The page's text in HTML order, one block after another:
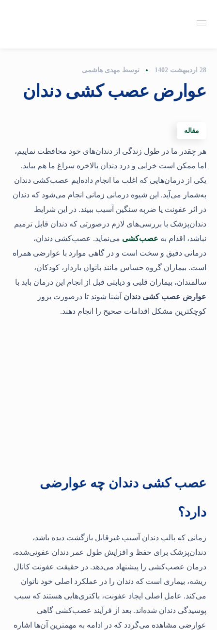
28 اردیبهشت 1402 توسط مهدی هاشمی
عوارض عصب كشی دندان
مقاله
هر چقدر ما در طول زندگی از دندان‌های خود محافظت نماییم،
اما ممکن است خرابی و درد دندان بالاخره سراغ ما هم بیاید.
یکی از درمان‌هایی که اغلب ما انجام داده‌ایم عصب‌کشی دندان
به‌شمار می‌آید. این شیوه درمانی زمانی انجام می‌شود که دندان
در اثر عفونت یا ضربه سنگین آسیب‌ ببیند. در این شرایط
دندان‌پزشک با بررسی‌های لازم درصورتی که دندان قابل ترمیم
نباشد، اقدام به عصب‌کشی می‌نماید. عصب‌کشی دندان،
درمانی دقیق و سخت است و در گاهی موارد با عوارضی همراه
است. بیماران گروه حساس مانند بانوان باردار، کودکان،
سالمندان، بیماران قلبی و دیابتی قبل از انجام این درمان باید با
عوارض عصب كشی دندان آشنا شوند تا درصورت بروز
کوچکترین مشکل اقدامات صحیح را انجام دهند.
عصب کشی دندان چه عوارضی
دارد؟
زمانی که پالپ دندان آسیب غیرقابل بازگشت دیده باشد،
دندان‌پزشک برای حفظ و افزایش طول عمر دندان عفونی‌شده،
درمان عصب‌کشی را پیشنهاد می‌دهد. در حقیقت عفونت کانال
ریشه، بیماری‌ است که دندان را در عملکرد اصلی خود ناتوان
می‌کند. عامل اصلی ایجاد عفونت، باکتری‌هایی هستند که سبب
پوسیدگی دندان شده‌اند. بعد از فرآیند عصب‌کشی گاهی
عوارضی مشاهده می‌گردد که در ادامه به مهمترین آن‌ها اشاره